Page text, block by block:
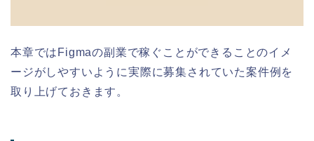
本章ではFigmaの副業で稼ぐことができることのイメ
ージがしやすいように実際に募集されていた案件例を
取り上げておきます。